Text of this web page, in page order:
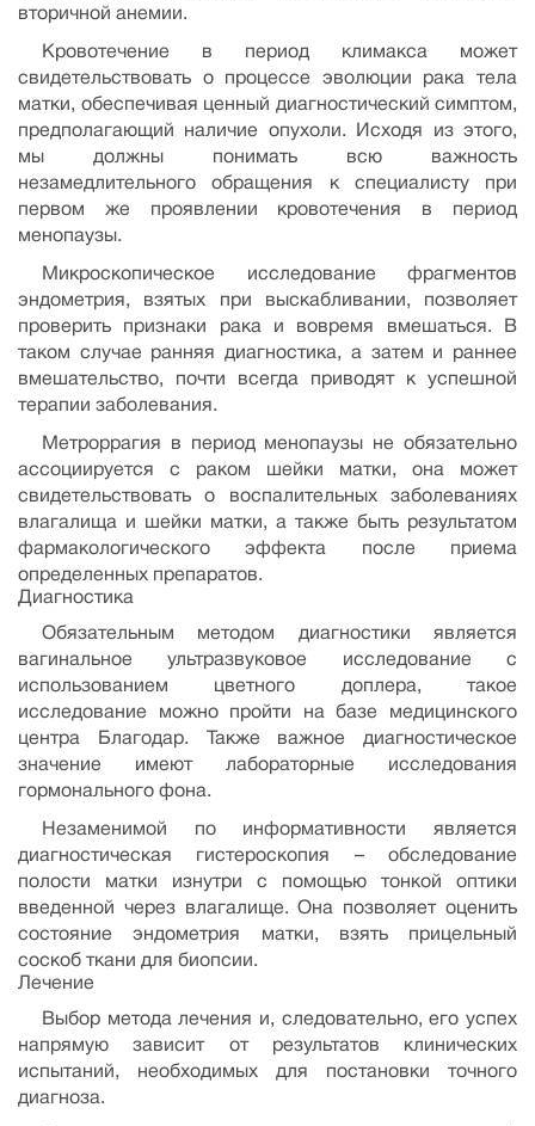
вторичной анемии.
Кровотечение в период климакса может
свидетельствовать о процессе эволюции рака тела
матки, обеспечивая ценный диагностический симптом,
предполагающий наличие опухоли. Исходя из этого,
мы должны понимать всю важность
незамедлительного обращения к специалисту при
первом же проявлении кровотечения в период
менопаузы.
Микроскопическое исследование фрагментов
эндометрия, взятых при выскабливании, позволяет
проверить признаки рака и вовремя вмешаться. В
таком случае ранняя диагностика, а затем и раннее
вмешательство, почти всегда приводят к успешной
терапии заболевания.
Метроррагия в период менопаузы не обязательно
ассоциируется с раком шейки матки, она может
свидетельствовать о воспалительных заболеваниях
влагалища и шейки матки, а также быть результатом
фармакологического эффекта после приема
определенных препаратов.
Диагностика
Обязательным методом диагностики является
вагинальное ультразвуковое исследование с
использованием цветного доплера, такое
исследование можно пройти на базе медицинского
центра Благодар. Также важное диагностическое
значение имеют лабораторные исследования
гормонального фона.
Незаменимой по информативности является
диагностическая гистероскопия – обследование
полости матки изнутри с помощью тонкой оптики
введенной через влагалище. Она позволяет оценить
состояние эндометрия матки, взять прицельный
соскоб ткани для биопсии.
Лечение
Выбор метода лечения и, следовательно, его успех
напрямую зависит от результатов клинических
испытаний, необходимых для постановки точного
диагноза.